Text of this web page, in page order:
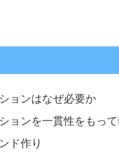
ョンはなぜ必要か
ョンを一貫性をもっ
ド作り